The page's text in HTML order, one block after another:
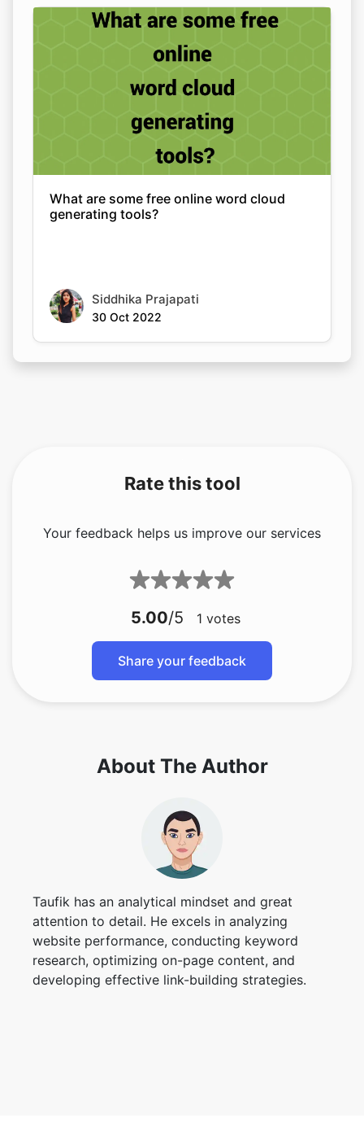
What are some free online word cloud
generating tools?
Siddhika Prajapati
30 Oct 2022
Rate this tool
Your feedback helps us improve our services
5.00/5 1 votes
Share your feedback
About The Author
Taufik has an analytical mindset and great
attention to detail. He excels in analyzing
website performance, conducting keyword
research, optimizing on-page content, and
developing effective link-building strategies.